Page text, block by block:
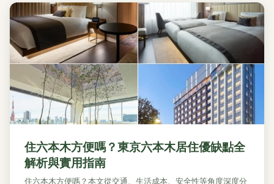
住六本木方便嗎？東京六本木居住優缺點全
解析與實用指南
住六本木方便嗎？本文從交通、生活成本、安全性等角度深度分